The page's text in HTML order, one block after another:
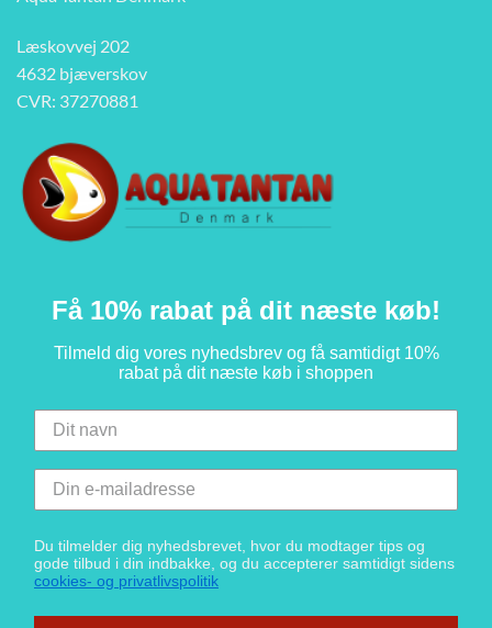
Læskovvej 202
4632 bjæverskov
CVR: 37270881
Få 10% rabat på dit næste køb!
Tilmeld dig vores nyhedsbrev og få samtidigt 10%
rabat på dit næste køb i shoppen
Du tilmelder dig nyhedsbrevet, hvor du modtager tips og
gode tilbud i din indbakke, og du accepterer samtidigt sidens
cookies- og privatlivspolitik